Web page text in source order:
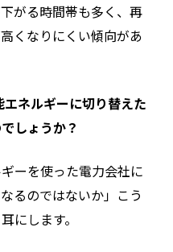
がる時間帯も多く、再
くなりにくい傾向があ
ネルギーに切り替えた
しょうか？
ギーを使った電力会社に
るのではないか」こう
にします。